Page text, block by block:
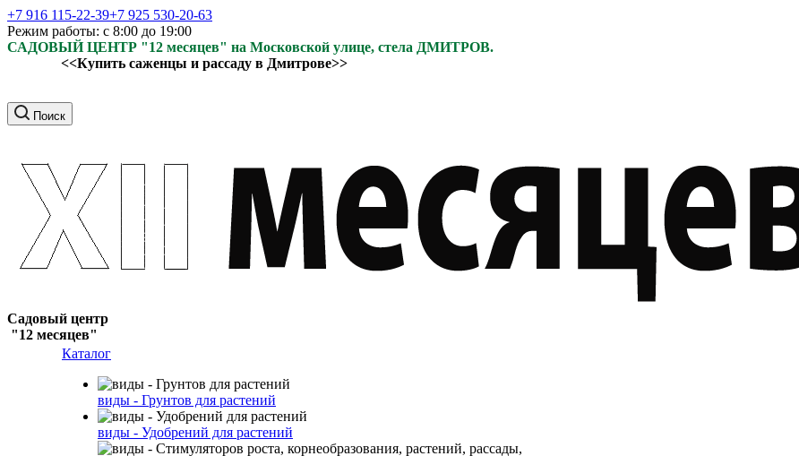
+7 916 115-22-39+7 925 530-20-63
Режим работы: с 8:00 до 19:00
САДОВЫЙ ЦЕНТР "12 месяцев" на Московской улице, стела ДМИТРОВ.
<<Купить саженцы и рассаду в Дмитрове>>
Поиск
Садовый центр
"12 месяцев"
Каталог
виды - Грунтов для растений
виды - Удобрений для растений